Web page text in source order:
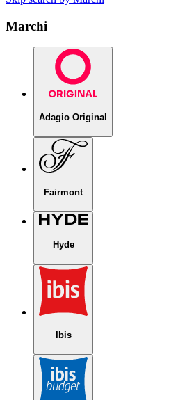
Marchi
Adagio Original
Fairmont
Hyde
Ibis